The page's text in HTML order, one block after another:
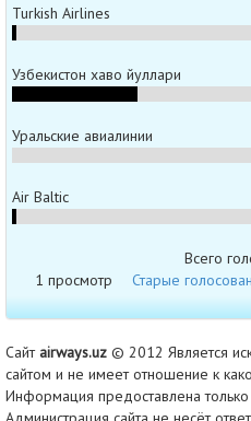
Turkish Airlines
Узбекистон хаво йуллари
Уральские авиалинии
Air Baltic
Всего
1 просмотр
Старые
Сайтairways.uz © 2012 Является
сайтом и не имеет отношение к
Информация предоставлена